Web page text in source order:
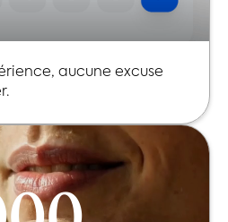
aucune excuse